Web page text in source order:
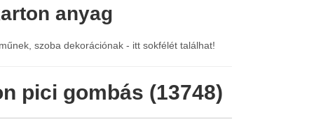
anyag
szoba dekorációnak - itt sokfélét találhat!
pici gombás (13748)